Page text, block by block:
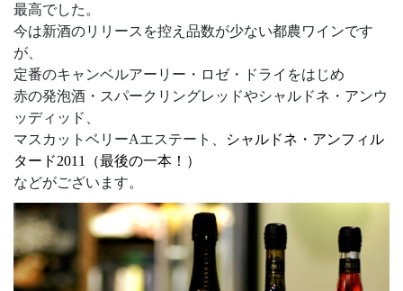
最高でした。
今は新酒のリリースを控え品数が少ない都農ワインです
が、
定番のキャンベルアーリー・ロゼ・ドライをはじめ
赤の発泡酒・スパークリングレッドやシャルドネ・アンウ
ッディッド、
マスカットベリーAエステート、
シャルドネ・アンフィル
タード2011（最後の一本！）
などがございます。